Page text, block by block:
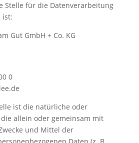
Stelle für die Datenverarbeitung
ist:
Gut GmbH + Co. KG
0
ist die natürliche oder
allein oder gemeinsam mit
und Mittel der